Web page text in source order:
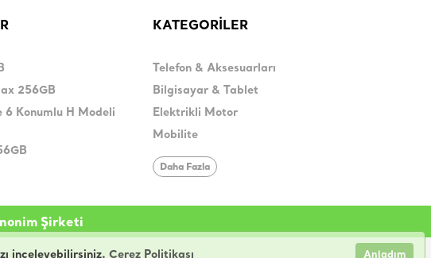
inceleyebilirsiniz. Çerez Politikası Anladım
256GB
Konumlu H Modeli
KATEGORİLER
Telefon & Aksesuarları
Bilgisayar & Tablet
Elektrikli Motor
Mobilite
Daha Fazla
Şirketi